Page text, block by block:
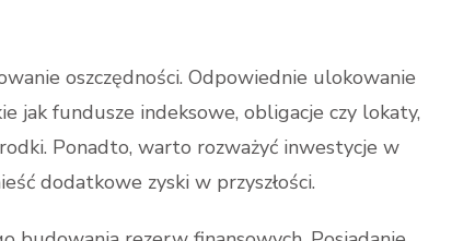
oszczędności. Odpowiednie ulokowanie
jak fundusze indeksowe, obligacje czy lokaty,
Ponadto, warto rozważyć inwestycje w
dodatkowe zyski w przyszłości.